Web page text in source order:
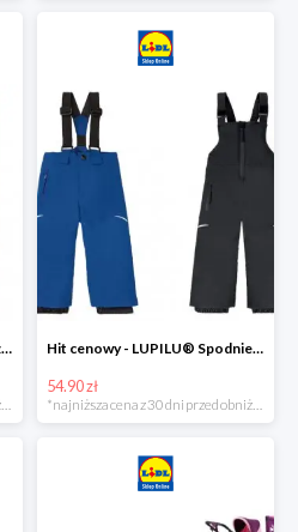
Hit cenowy - CRIVIT® Bluza dziewczęca z polaru Hit cenowy - LUPILU® Spodnie narciarskie chłopięce
54.90 zł